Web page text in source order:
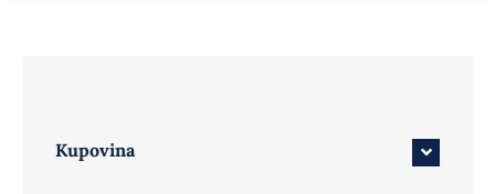
Kupovina